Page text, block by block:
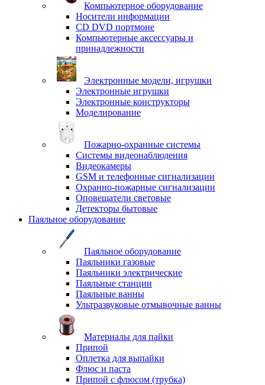
Компьютерное оборудование
Носители информации
CD DVD портмоне
Компьютерные аксессуары и
принадлежности
Электронные модели, игрушки
Электронные игрушки
Электронные конструкторы
Моделирование
Пожарно-охранные системы
Системы видеонаблюдения
Видеокамеры
GSM и телефонные сигнализации
Охранно-пожарные сигнализации
Оповещатели световые
Детекторы бытовые
Паяльное оборудование
Паяльное оборудование
Паяльники газовые
Паяльники электрические
Паяльные станции
Паяльные ванны
Ультразвуковые отмывочные ванны
Материалы для пайки
Припой
Оплетка для выпайки
Флюс и паста
Припой с флюсом (трубка)